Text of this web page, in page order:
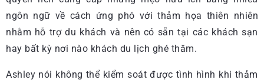
ngôn ngữ về cách ứng phó với thảm họa thiên nhiên
nhằm hỗ trợ du khách và nên có sẵn tại các khách sạn
hay bất kỳ nơi nào khách du lịch ghé thăm.
Ashley nói không thể kiểm soát được tình hình khi thảm